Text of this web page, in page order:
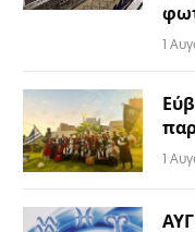
1
1